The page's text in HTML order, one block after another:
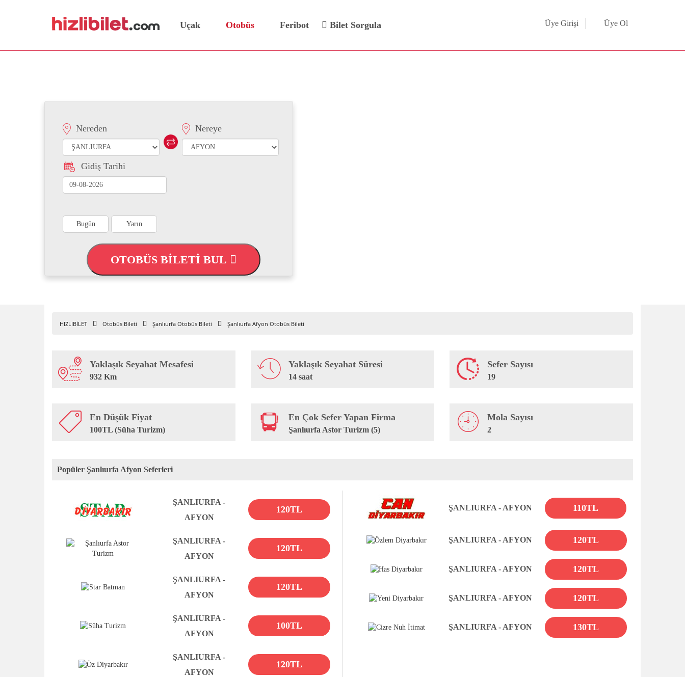
Uçak Otobüs Feribot Bilet Sorgula Üye Girişi Üye Ol
Nereden Nereye
Gidiş Tarihi
Bugün Yarın
OTOBÜS BİLETİ BUL
HIZLIBİLET Otobüs Bileti Şanlıurfa Otobüs Bileti Şanlıurfa Afyon Otobüs Bileti
Yaklaşık Seyahat Mesafesi
932 Km
Yaklaşık Seyahat Süresi
14 saat
Sefer Sayısı
19
En Düşük Fiyat
100TL (Süha Turizm)
En Çok Sefer Yapan Firma
Şanlıurfa Astor Turizm (5)
Mola Sayısı
2
Popüler Şanlıurfa Afyon Seferleri
ŞANLIURFA -
AFYON
120TL
ŞANLIURFA -
AFYON
120TL
ŞANLIURFA -
AFYON
120TL
ŞANLIURFA -
AFYON
100TL
ŞANLIURFA -
AFYON
120TL
ŞANLIURFA - AFYON 110TL
ŞANLIURFA - AFYON 120TL
ŞANLIURFA - AFYON 120TL
ŞANLIURFA - AFYON 120TL
ŞANLIURFA - AFYON 130TL